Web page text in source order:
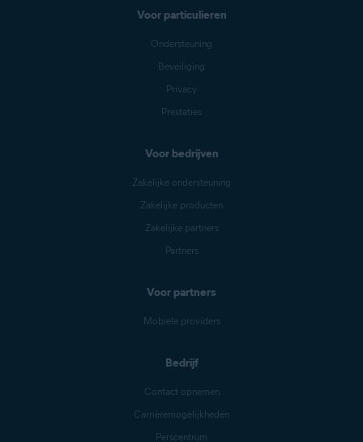
Voor particulieren
Ondersteuning
Beveiliging
Privacy
Prestaties
Voor bedrijven
Zakelijke ondersteuning
Zakelijke producten
Zakelijke partners
Partners
Voor partners
Mobiele providers
Bedrijf
Contact opnemen
Carrièremogelijkheden
Perscentrum